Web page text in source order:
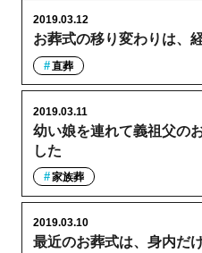
お葬式の移り変わりは、
2019.03.12
直葬
幼い娘を連れて義祖父の
した
2019.03.11
家族葬
最近のお葬式は、身内だ
2019.03.10